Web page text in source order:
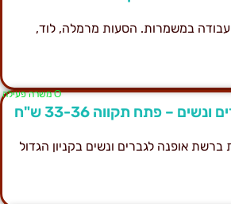
עבודה במשמרות. הסעות מרמלה, לוד,
Ο משרה פעילה
– פתח תקווה 33-36 ש"ח
אופנה לגברים ונשים בקניון הגדול